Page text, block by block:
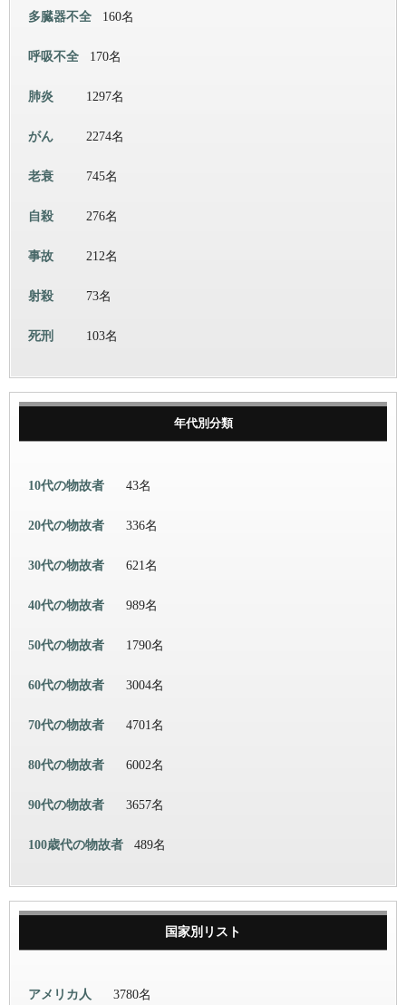
多臓器不全 160名
呼吸不全 170名
肺炎 1297名
がん 2274名
老衰 745名
自殺 276名
事故 212名
射殺 73名
死刑 103名
年代別分類
10代の物故者 43名
20代の物故者 336名
30代の物故者 621名
40代の物故者 989名
50代の物故者 1790名
60代の物故者 3004名
70代の物故者 4701名
80代の物故者 6002名
90代の物故者 3657名
100歳代の物故者 489名
国家別リスト
アメリカ人 3780名